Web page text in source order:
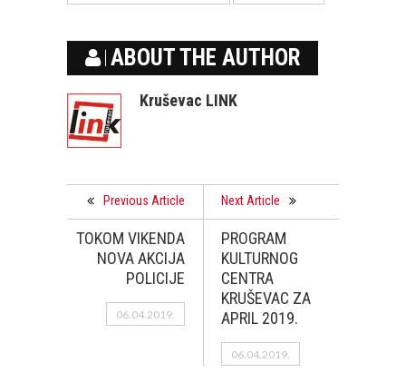
ABOUT THE AUTHOR
Kruševac LINK
Previous Article
TOKOM VIKENDA
NOVA AKCIJA
POLICIJE
06.04.2019.
Next Article
PROGRAM
KULTURNOG
CENTRA
KRUŠEVAC ZA
APRIL 2019.
06.04.2019.